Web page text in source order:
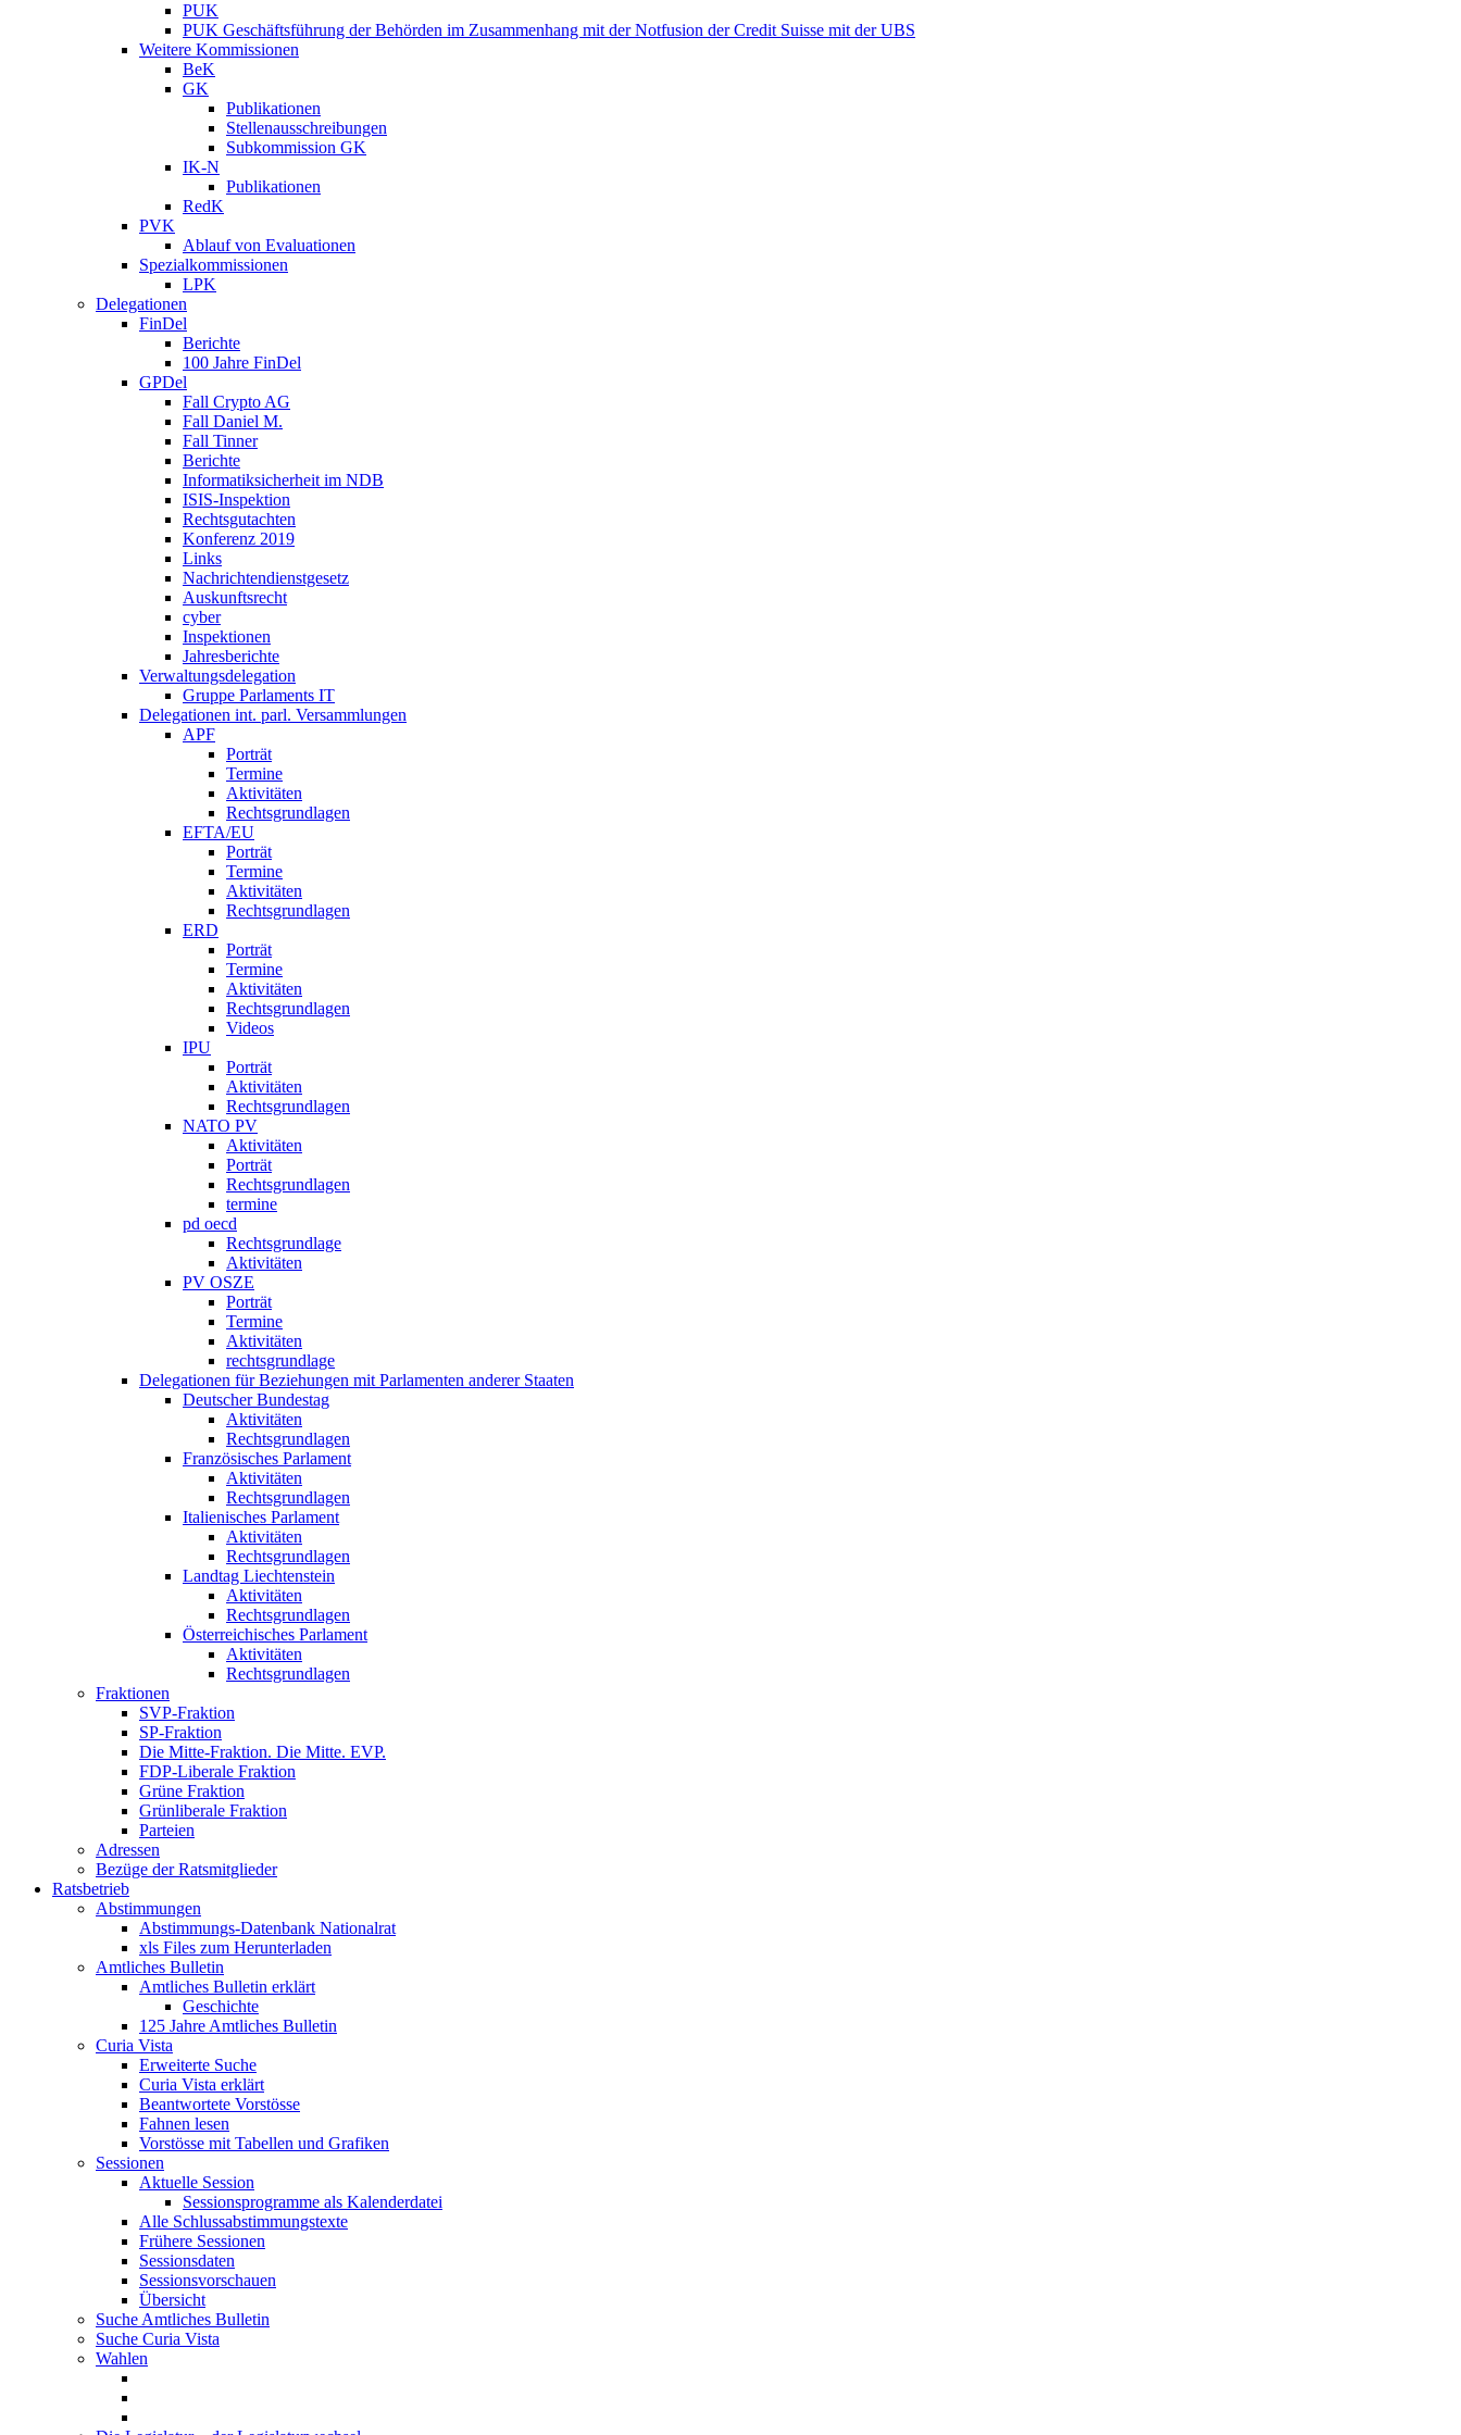
PUK
PUK Geschäftsführung der Behörden im Zusammenhang mit der Notfusion der Credit Suisse mit der UBS
Weitere Kommissionen
BeK
GK
Publikationen
Stellenausschreibungen
Subkommission GK
IK-N
Publikationen
RedK
PVK
Ablauf von Evaluationen
Spezialkommissionen
LPK
Delegationen
FinDel
Berichte
100 Jahre FinDel
GPDel
Fall Crypto AG
Fall Daniel M.
Fall Tinner
Berichte
Informatiksicherheit ­im NDB
ISIS-Inspektion
Rechtsgutachten
Konferenz 2019
Links
Nachrichtendienstgesetz
Auskunftsrecht
cyber
Inspektionen
Jahresberichte
Verwaltungsdelegation
Gruppe Parlaments IT
Delegationen int. parl. Versammlungen
APF
Porträt
Termine
Aktivitäten
Rechtsgrundlagen
EFTA/EU
Porträt
Termine
Aktivitäten
Rechtsgrundlagen
ERD
Porträt
Termine
Aktivitäten
Rechtsgrundlagen
Videos
IPU
Porträt
Aktivitäten
Rechtsgrundlagen
NATO PV
Aktivitäten
Porträt
Rechtsgrundlagen
termine
pd oecd
Rechtsgrundlage
Aktivitäten
PV OSZE
Porträt
Termine
Aktivitäten
rechtsgrundlage
Delegationen für Beziehungen mit Parlamenten anderer Staaten
Deutscher Bundestag
Aktivitäten
Rechtsgrundlagen
Französisches Parlament
Aktivitäten
Rechtsgrundlagen
Italienisches Parlament
Aktivitäten
Rechtsgrundlagen
Landtag Liechtenstein
Aktivitäten
Rechtsgrundlagen
Österreichisches Parlament
Aktivitäten
Rechtsgrundlagen
Fraktionen
SVP-Fraktion
SP-Fraktion
Die Mitte-Fraktion. Die Mitte. EVP.
FDP-Liberale Fraktion
Grüne Fraktion
Grünliberale Fraktion
Parteien
Adressen
Bezüge der Ratsmitglieder
Ratsbetrieb
Abstimmungen
Abstimmungs-Datenbank Nationalrat
xls Files zum Herunterladen
Amtliches Bulletin
Amtliches Bulletin erklärt
Geschichte
125 Jahre Amtliches Bulletin
Curia Vista
Erweiterte Suche
Curia Vista erklärt
Beantwortete Vorstösse
Fahnen lesen
Vorstösse mit Tabellen und Grafiken
Sessionen
Aktuelle Session
Sessionsprogramme als Kalenderdatei
Alle Schlussabstimmungstexte
Frühere Sessionen
Sessionsdaten
Sessionsvorschauen
Übersicht
Suche Amtliches Bulletin
Suche Curia Vista
Wahlen